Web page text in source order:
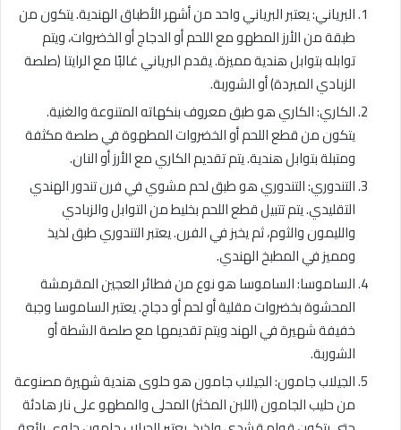
البرياني: يعتبر البرياني واحد من أشهر الأطباق الهندية. يتكون من
طبقة من الأرز المطهو مع اللحم أو الدجاج أو الخضروات، ويتم
توابله بتوابل هندية مميزة. يقدم البرياني غالبًا مع الرايتا (صلصة
الزبادي المبردة) أو الشوربة.
الكاري: الكاري هو طبق معروف بنكهاته المتنوعة والغنية.
يتكون من قطع اللحم أو الخضروات المطهوة في صلصة مكثفة
ومتبلة بتوابل هندية. يتم تقديم الكاري مع الأرز أو النان.
التندوري: التندوري هو طبق لحم مشوي في فرن تندور الهندي
التقليدي. يتم تتبيل قطع اللحم بخليط من التوابل والزبادي
والليمون والثوم، ثم يخبز في الفرن. يعتبر التندوري طبق لذيذ
ومميز في المطبخ الهندي.
الساموسا: الساموسا هو نوع من فطائر العجين المقرمشة
المحشوة بخضروات مقلية أو لحم أو دجاج. يعتبر الساموسا وجبة
خفيفة شهيرة في الهند ويتم تقديمها مع صلصة الشطة أو
الشوربة.
الجيلاب جامون: الجيلاب جامون هو حلوى هندية شهيرة مصنوعة
من حليب الجامون (اللبن المخثر) المحلى والمطهو على نار هادئة